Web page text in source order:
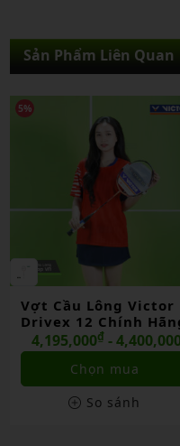
Sản Phẩm Liên Quan
Cầu Lông Victor
12 Chính Hãng
4,195,000₫ - 4,400,000₫
Chọn mua
So sánh